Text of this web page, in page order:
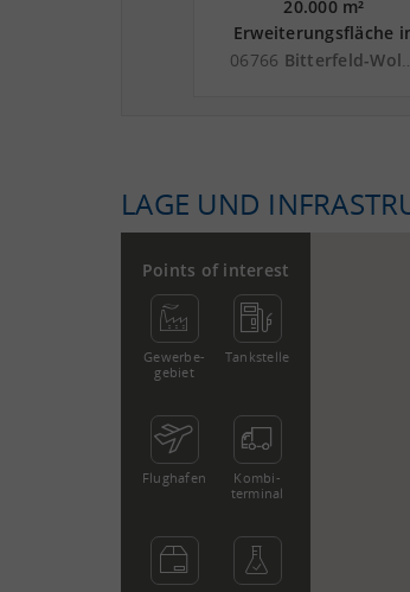
20.000 m²
Erweiterungsfläche
Bitterfeld-Wolfen nahe
06766 Bitterfeld-Wolfen
LAGE UND
Points of interest
Gewerbe­
gebiet
Tankstelle
Flughafen
Kombi­
terminal